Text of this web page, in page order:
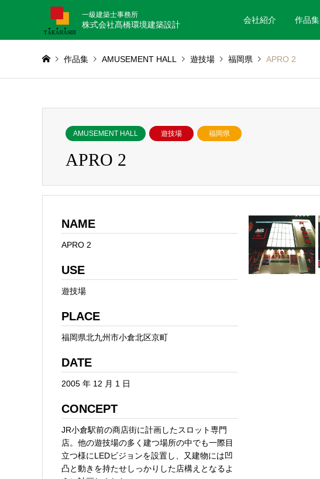
一級建築士事務所
株式会社髙橋環境建築設計
会社紹介 作品集
作品集 AMUSEMENT HALL 遊技場 福岡県 APRO 2
AMUSEMENT HALL 遊技場 福岡県
APRO 2
NAME
APRO 2
USE
遊技場
PLACE
福岡県北九州市小倉北区京町
DATE
2005 年 12 月 1 日
CONCEPT
JR小倉駅前の商店街に計画したスロット専門
店。他の遊技場の多く建つ場所の中でも一際目
立つ様にLEDビジョンを設置し、又建物には凹
凸と動きを持たせしっかりした店構えとなるよ